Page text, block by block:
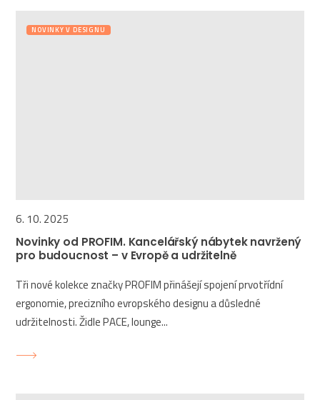
NOVINKY V DESIGNU
6. 10. 2025
Novinky od PROFIM. Kancelářský nábytek navržený
pro budoucnost – v Evropě a udržitelně
Tři nové kolekce značky PROFIM přinášejí spojení prvotřídní
ergonomie, precizního evropského designu a důsledné
udržitelnosti. Židle PACE, lounge...